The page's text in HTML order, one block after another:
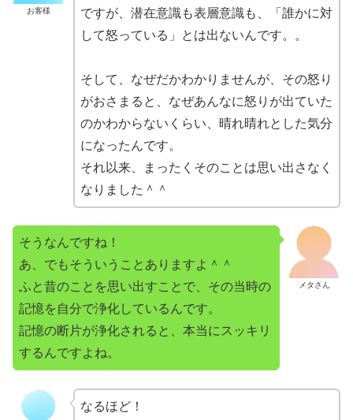
お客様
ですが、潜在意識も表層意識も、「誰かに対
して怒っている」とは出ないんです。。
そして、なぜだかわかりませんが、その怒り
がおさまると、なぜあんなに怒りが出ていた
のかわからないくらい、晴れ晴れとした気分
になったんです。
それ以来、まったくそのことは思い出さなく
なりました＾＾
メタさん
そうなんですね！
あ、でもそういうことありますよ＾＾
ふと昔のことを思い出すことで、その当時の
記憶を自分で浄化しているんです。
記憶の断片が浄化されると、本当にスッキリ
するんですよね。
なるほど！